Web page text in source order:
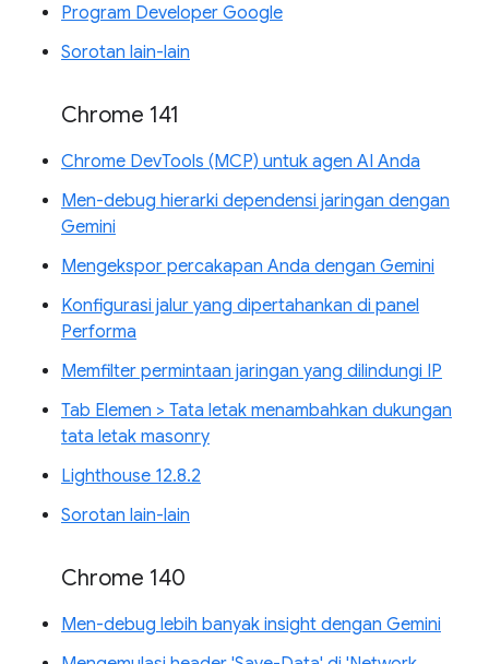
Program Developer Google
Sorotan lain-lain
Chrome 141
Chrome DevTools (MCP) untuk agen AI Anda
Men-debug hierarki dependensi jaringan dengan
Gemini
Mengekspor percakapan Anda dengan Gemini
Konfigurasi jalur yang dipertahankan di panel
Performa
Memfilter permintaan jaringan yang dilindungi IP
Tab Elemen > Tata letak menambahkan dukungan
tata letak masonry
Lighthouse 12.8.2
Sorotan lain-lain
Chrome 140
Men-debug lebih banyak insight dengan Gemini